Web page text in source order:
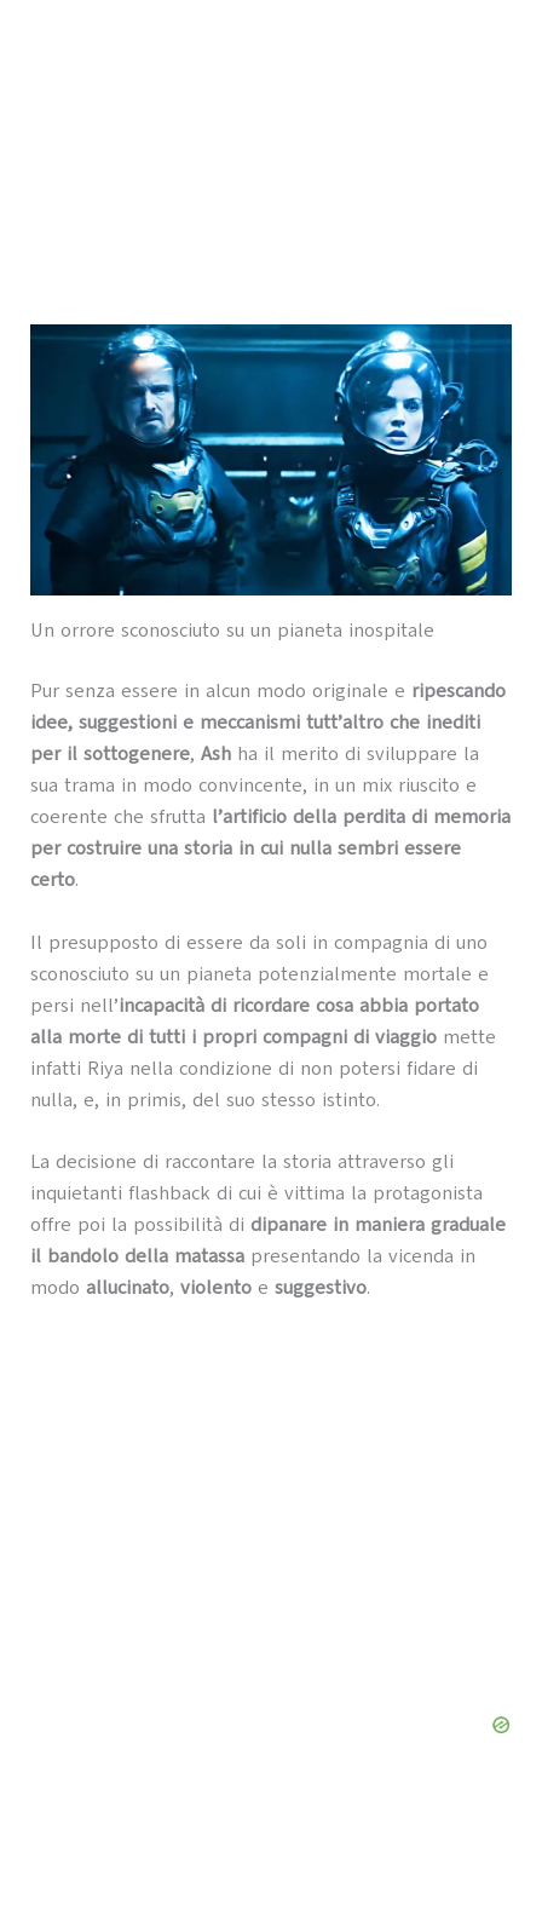
Un orrore sconosciuto su un pianeta inospitale
Pur senza essere in alcun modo originale e ripescando
idee, suggestioni e meccanismi tutt’altro che inediti
per il sottogenere, Ashha il merito di sviluppare la
sua trama in modo convincente, in un mix riuscito e
coerente che sfrutta l’artificio della perdita di memoria
per costruire una storia in cui nulla sembri essere
certo.
Il presupposto di essere da soli in compagnia di uno
sconosciuto su un pianeta potenzialmente mortale e
persi nell’incapacità di ricordare cosa abbia portato
alla morte di tutti i propri compagni di viaggiomette
infatti Riya nella condizione di non potersi fidare di
nulla, e, in primis, del suo stesso istinto.
La decisione di raccontare la storia attraverso gli
inquietanti flashback di cui è vittima la protagonista
offre poi la possibilità di dipanare in maniera graduale
il bandolo della matassapresentando la vicenda in
modo allucinato, violentoe suggestivo.